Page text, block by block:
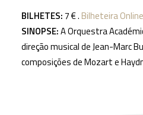
BILHETES:7 € . Bilheteira Online
SINOPSE:A Orquestra
direção musical de Jean-Marc
composições de Mozart e